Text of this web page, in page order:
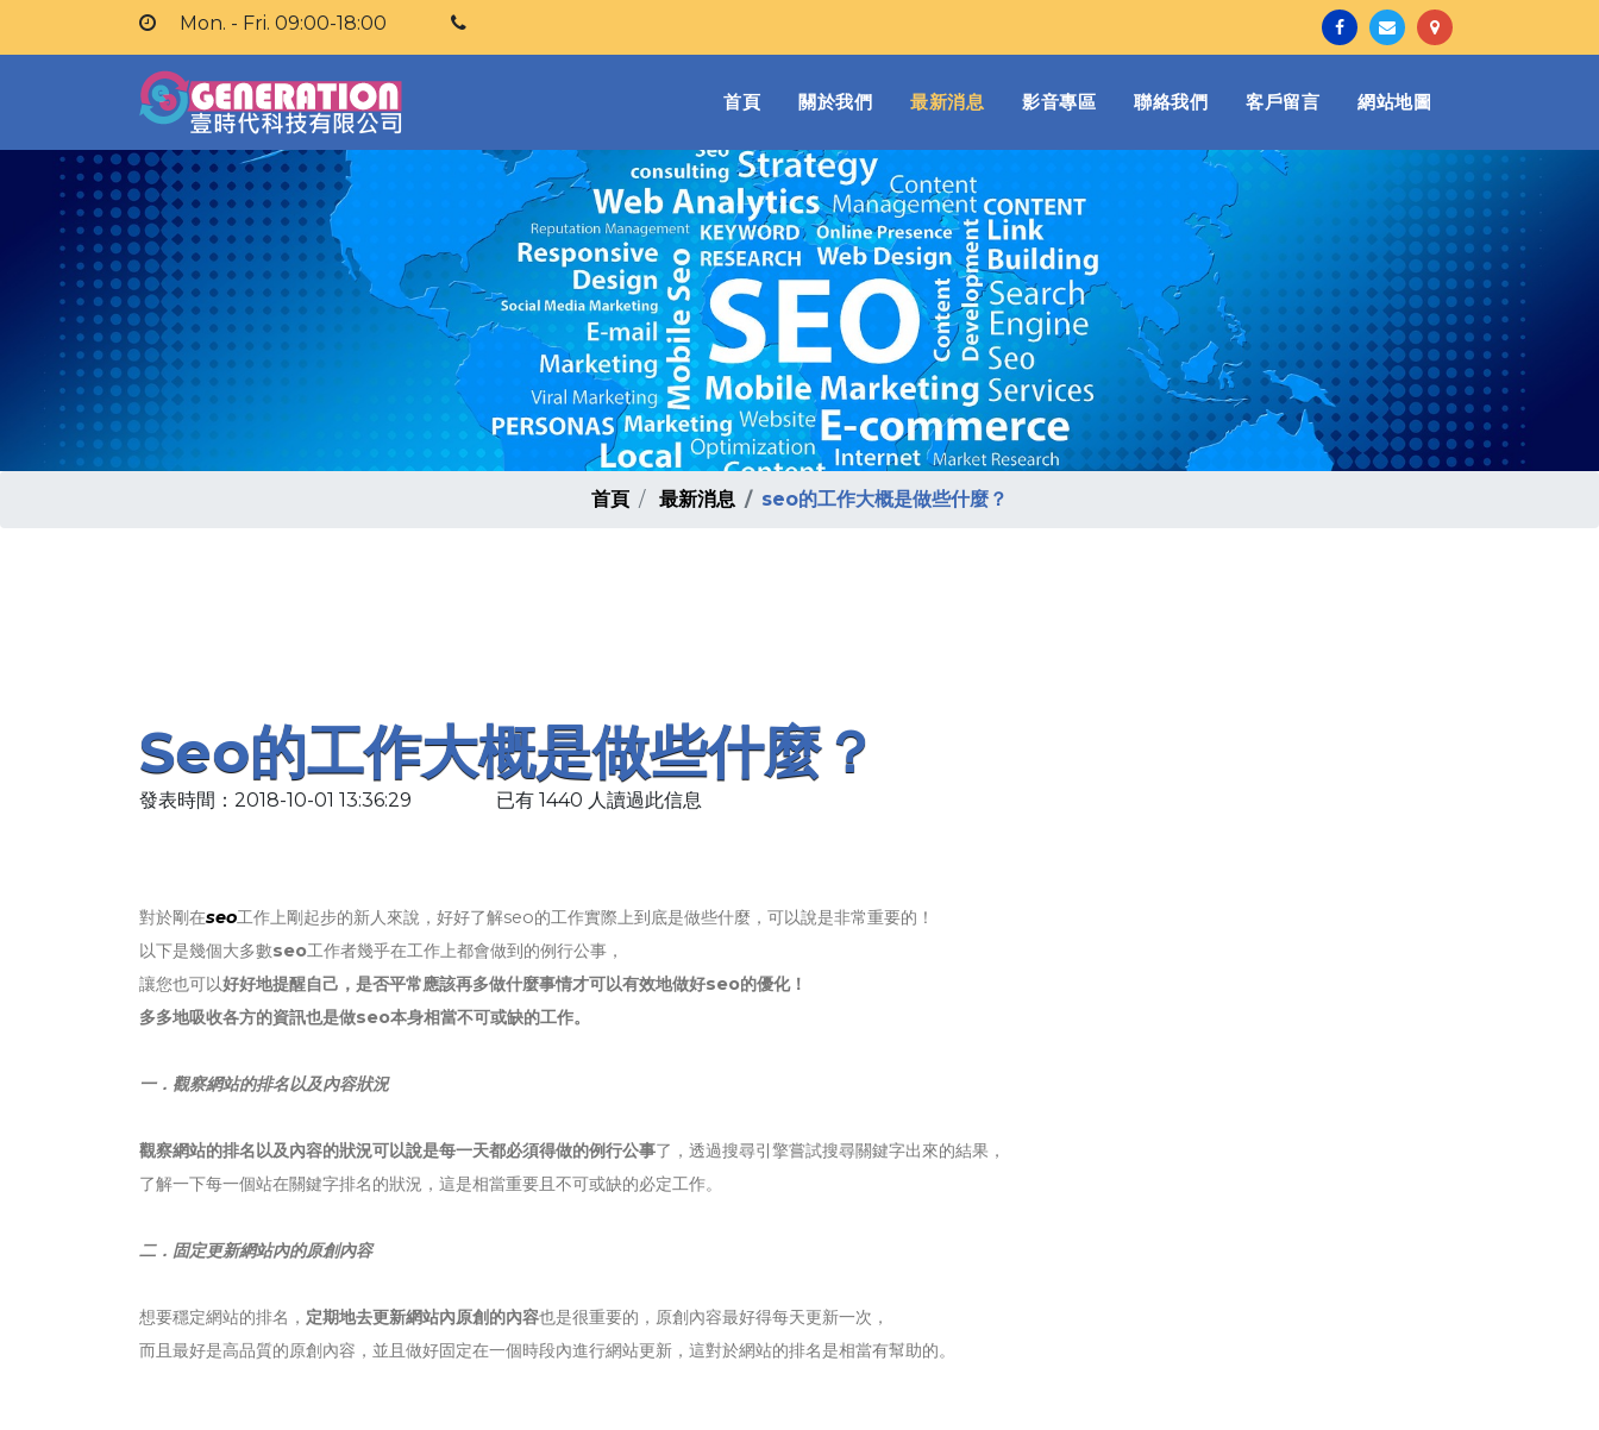
Mon. - Fri. 09:00-18:00
首頁(current)
關於我們 最新消息 影音專區 聯絡我們 客戶留言 網站地圖
首頁 最新消息 seo的工作大概是做些什麼？
Seo的工作大概是做些什麼？
發表時間：2018-10-01 13:36:29 已有 1440 人讀過此信息
對於剛在seo工作上剛起步的新人來說，好好了解seo的工作實際上到底是做些什麼，可以說是非常重要的！
以下是幾個大多數seo工作者幾乎在工作上都會做到的例行公事，
讓您也可以好好地提醒自己，是否平常應該再多做什麼事情才可以有效地做好seo的優化！
多多地吸收各方的資訊也是做seo本身相當不可或缺的工作。
一．觀察網站的排名以及內容狀況
觀察網站的排名以及內容的狀況可以說是每一天都必須得做的例行公事了，透過搜尋引擎嘗試搜尋關鍵字出來的結果，
了解一下每一個站在關鍵字排名的狀況，這是相當重要且不可或缺的必定工作。
二．固定更新網站內的原創內容
想要穩定網站的排名， 定期地去更新網站內原創的內容也是很重要的，原創內容最好得每天更新一次，
而且最好是高品質的原創內容，並且做好固定在一個時段內進行網站更新，這對於網站的排名是相當有幫助的。